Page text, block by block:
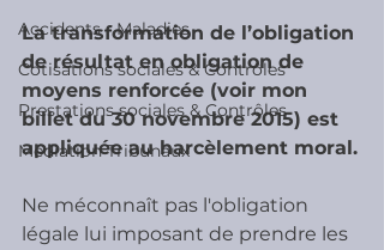
Accidents - Maladies
Cotisations sociales & Contrôles
Prestations sociales & Contrôles
Médiation Tribunaux
La transformation de l’obligation
de résultat en obligation de
moyens renforcée (voir mon
billet du 30 novembre 2015) est
appliquée au harcèlement moral.
Ne méconnaît pas l'obligation
légale lui imposant de prendre les